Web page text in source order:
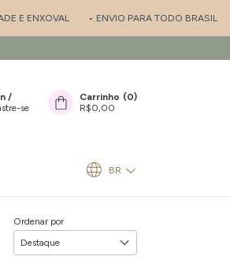
• ENVIO PARA TODO BRASIL •
/
se
Carrinho (0)
R$0,00
BR
Ordenar por